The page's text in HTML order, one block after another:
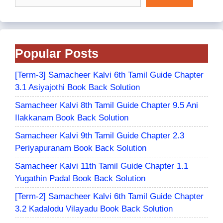
Popular Posts
[Term-3] Samacheer Kalvi 6th Tamil Guide Chapter
3.1 Asiyajothi Book Back Solution
Samacheer Kalvi 8th Tamil Guide Chapter 9.5 Ani
Ilakkanam Book Back Solution
Samacheer Kalvi 9th Tamil Guide Chapter 2.3
Periyapuranam Book Back Solution
Samacheer Kalvi 11th Tamil Guide Chapter 1.1
Yugathin Padal Book Back Solution
[Term-2] Samacheer Kalvi 6th Tamil Guide Chapter
3.2 Kadalodu Vilayadu Book Back Solution